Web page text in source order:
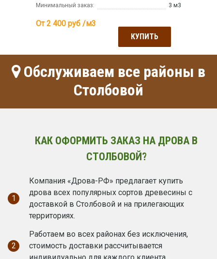
Минимальный заказ: 3 м3
От 2 400 руб /м3
КУПИТЬ
Обслуживаем все районы в
Столбовой
КАК ОФОРМИТЬ ЗАКАЗ НА ДРОВА В
СТОЛБОВОЙ?
1
Компания «Дрова-РФ» предлагает купить
дрова всех популярных сортов древесины с
доставкой в Столбовой и на прилегающих
территориях.
2
Работаем во всех районах без исключения,
стоимость доставки рассчитывается